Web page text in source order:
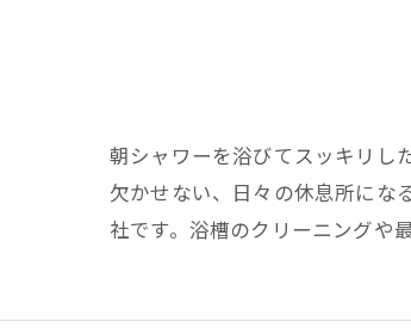
朝シャワーを浴びてスッキリし
欠かせない、日々の休息所にな
社です。浴槽のクリーニングや